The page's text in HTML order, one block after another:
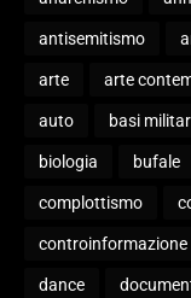
antisemitismo
arte arte
auto basi
biologia bufale
complottismo
controinformazione
dance